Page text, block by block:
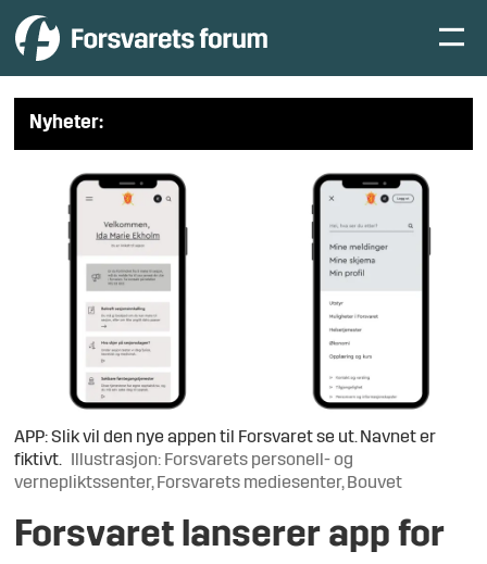
Nyheter:
APP: Slik vil den nye appen til Forsvaret se ut. Navnet er
fiktivt.
Illustrasjon: Forsvarets personell- og
vernepliktssenter, Forsvarets mediesenter, Bouvet
Forsvaret lanserer app for